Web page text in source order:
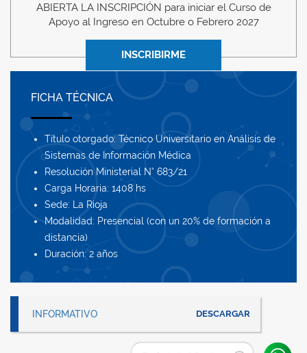
ABIERTA LA INSCRIPCIÓN para iniciar el Curso de
Apoyo al Ingreso en Octubre o Febrero 2027
INSCRIBIRME
FICHA TÉCNICA
Título otorgado: Técnico Universitario en Análisis de
Sistemas de Información Médica
Resolución Ministerial N° 683/21
Carga Horaria: 1408 hs
Sede: La Rioja
Modalidad: Presencial (con un 20% de formación a
distancia)
Duración: 2 años
INFORMATIVO DESCARGAR